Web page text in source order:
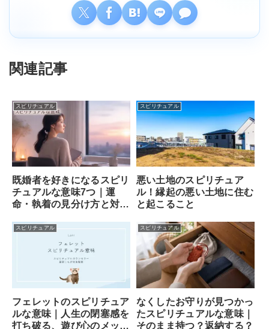
関連記事
スピリチュアル
既婚者を好きになるスピリ
チュアルな意味7つ｜運
命・執着の見分け方と対処
スピリチュアル
悪い土地のスピリチュア
ル！縁起の悪い土地に住む
と起こること
スピリチュアル
フェレットのスピリチュア
ルな意味｜人生の閉塞感を
打ち破る、遊び心のメッセ
スピリチュアル
なくしたお守りが見つかっ
たスピリチュアルな意味｜
そのまま持つ？返納する？